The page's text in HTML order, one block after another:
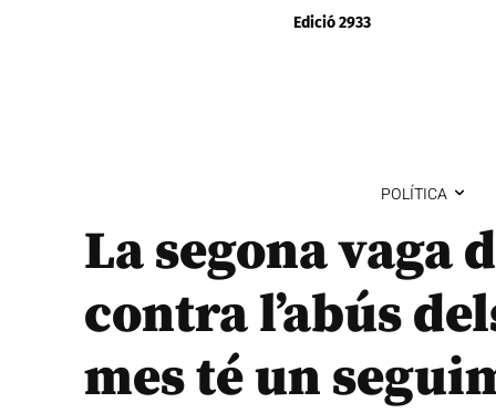
Edició 2933
POLÍTICA
La segona vaga
contra l’abús
mes té un